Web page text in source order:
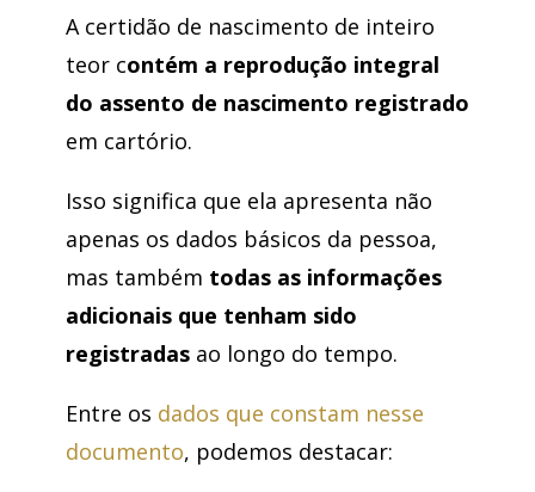
A certidão de nascimento de inteiro
teor contém a reprodução integral
do assento de nascimento registrado
em cartório.
Isso significa que ela apresenta não
apenas os dados básicos da pessoa,
mas também todas as informações
adicionais que tenham sido
registradasao longo do tempo.
Entre os dados que constam nesse
documento, podemos destacar: